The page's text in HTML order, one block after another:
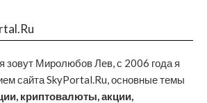
зовут Миролюбов Лев, с 2006 года я
сайта SkyPortal.Ru, основные темы
криптовалюты, акции,